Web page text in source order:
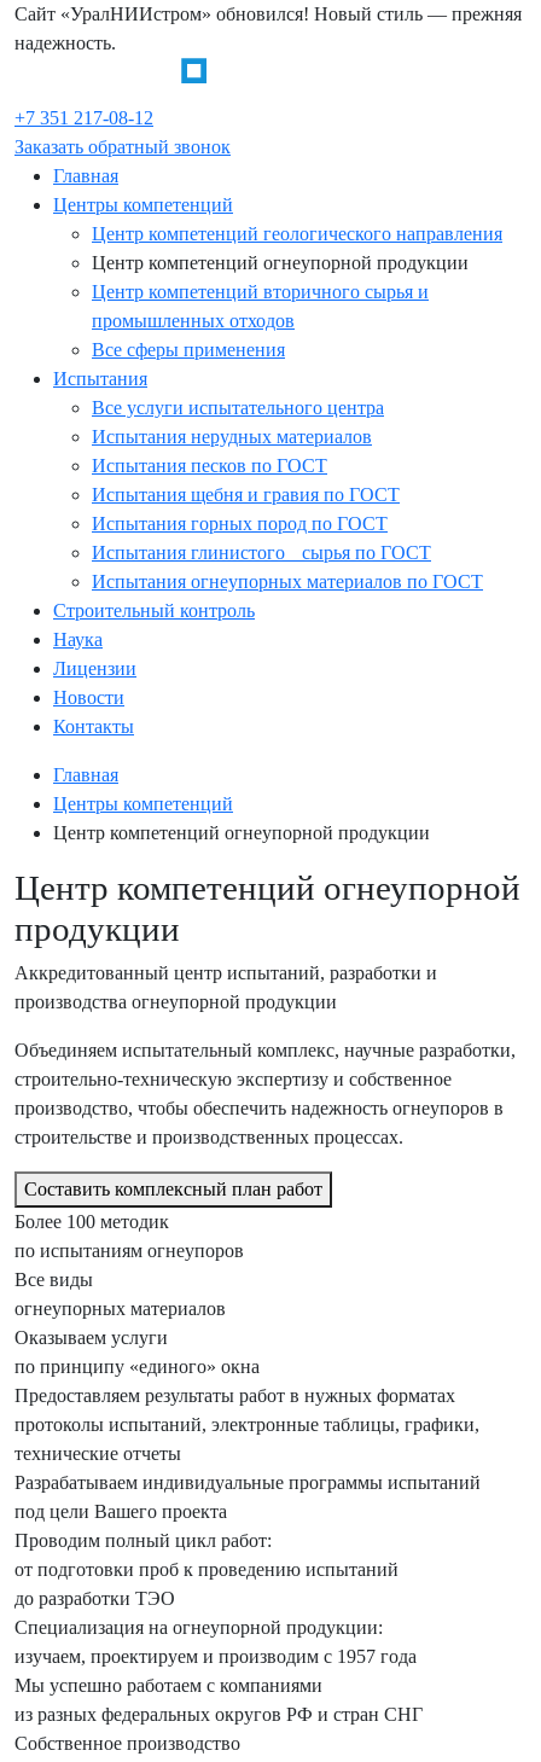
Сайт «УралНИИстром» обновился! Новый стиль — прежняя
надежность.
+7 351 217-08-12
Заказать обратный звонок
Главная
Центры компетенций
Центр компетенций геологического направления
Центр компетенций огнеупорной продукции
Центр компетенций вторичного сырья и
промышленных отходов
Все сферы применения
Испытания
Все услуги испытательного центра
Испытания нерудных материалов
Испытания песков по ГОСТ
Испытания щебня и гравия по ГОСТ
Испытания горных пород по ГОСТ
Испытания глинистого сырья по ГОСТ
Испытания огнеупорных материалов по ГОСТ
Строительный контроль
Наука
Лицензии
Новости
Контакты
Главная
Центры компетенций
Центр компетенций огнеупорной продукции
Центр компетенций огнеупорной
продукции
Аккредитованный центр испытаний, разработки и
производства огнеупорной продукции
Объединяем испытательный комплекс, научные разработки,
строительно-техническую экспертизу и собственное
производство, чтобы обеспечить надежность огнеупоров в
строительстве и производственных процессах.
Составить комплексный план работ
Более 100 методик
по испытаниям огнеупоров
Все виды
огнеупорных материалов
Оказываем услуги
по принципу «единого» окна
Предоставля­ем результаты работ в нужных форматах
протоколы испытаний, электронные таблицы, графики,
технические отчеты
Разрабатыва­ем индивидуаль­ные программы испытаний
под цели Вашего проекта
Проводим полный цикл работ:
от подготовки проб к проведению испытаний
до разработки ТЭО
Специализация на огнеупорной продукции:
изучаем, проектируем и производим с 1957 года
Мы успешно работаем с компаниями
из разных федеральных округов РФ и стран СНГ
Собственное производство